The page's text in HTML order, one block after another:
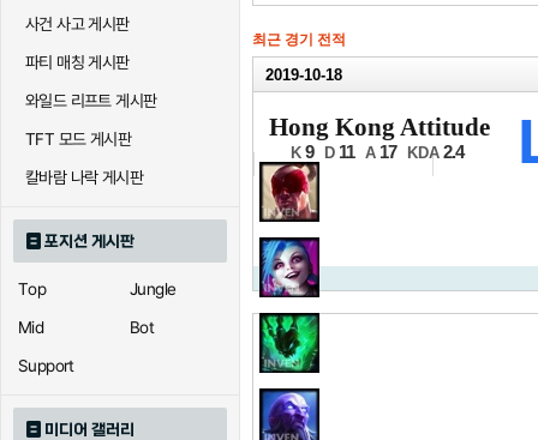
사건 사고 게시판
파티 매칭 게시판
와일드 리프트 게시판
TFT 모드 게시판
칼바람 나락 게시판
포지션 게시판
Top
Jungle
Mid
Bot
Support
미디어 갤러리
최근 경기 전적
2019-10-18
그룹스테이지 6일차
Hong Kong Attitude
K 9 D 11 A 17 KDA 2.4